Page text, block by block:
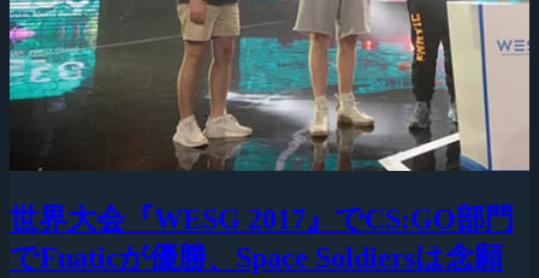
世界大会『WESG 2017』でCS:GO部門
でFnaticが優勝、Space Soldiersは念願